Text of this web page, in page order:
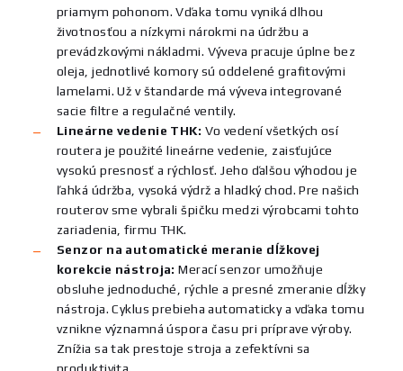
priamym pohonom. Vďaka tomu vyniká dlhou
životnosťou a nízkymi nárokmi na údržbu a
prevádzkovými nákladmi. Výveva pracuje úplne bez
oleja, jednotlivé komory sú oddelené grafitovými
lamelami. Už v štandarde má výveva integrované
sacie filtre a regulačné ventily.
Lineárne vedenie THK: Vo vedení všetkých osí
routera je použité lineárne vedenie, zaisťujúce
vysokú presnosť a rýchlosť. Jeho ďalšou výhodou je
ľahká údržba, vysoká výdrž a hladký chod. Pre našich
routerov sme vybrali špičku medzi výrobcami tohto
zariadenia, firmu THK.
Senzor na automatické meranie dĺžkovej
korekcie nástroja: Merací senzor umožňuje
obsluhe jednoduché, rýchle a presné zmeranie dĺžky
nástroja. Cyklus prebieha automaticky a vďaka tomu
vznikne významná úspora času pri príprave výroby.
Znížia sa tak prestoje stroja a zefektívni sa